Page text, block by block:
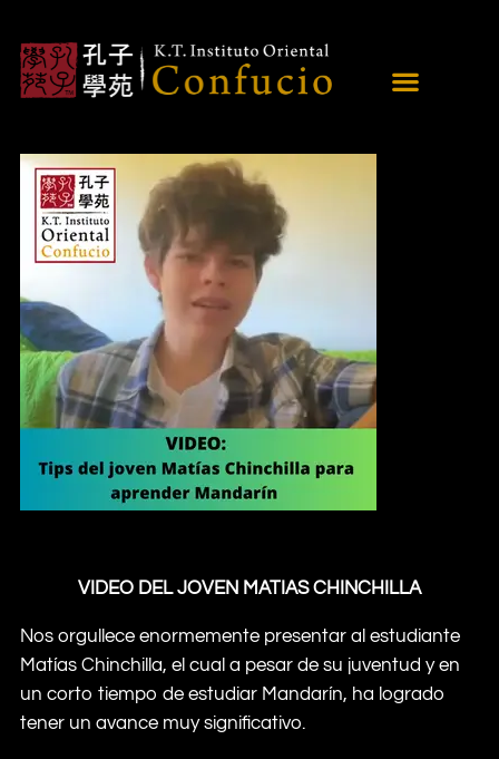
VIDEO DEL JOVEN MATIAS CHINCHILLA
Nos orgullece enormemente presentar al estudiante
Matías Chinchilla, el cual a pesar de su juventud y en
un corto tiempo de estudiar Mandarín, ha logrado
tener un avance muy significativo.